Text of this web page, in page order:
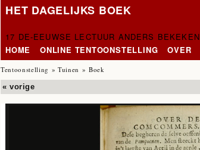
HET DAGELIJKS BOEK
17 DE-EEUWSE LECTUUR ANDERS BEKEKEN
HOME
ONLINE TENTOONSTELLING OVER
Tentoonstelling » Tuinen » Boek
« vorige